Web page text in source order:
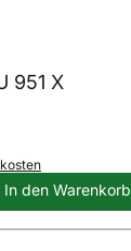
951 X
In den Warenkorb